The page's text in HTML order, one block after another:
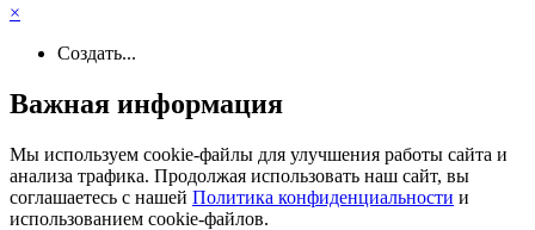
×
Создать...
Важная информация
Мы используем cookie-файлы для улучшения работы сайта и
анализа трафика. Продолжая использовать наш сайт, вы
соглашаетесь с нашей Политика конфиденциальности и
использованием cookie-файлов.